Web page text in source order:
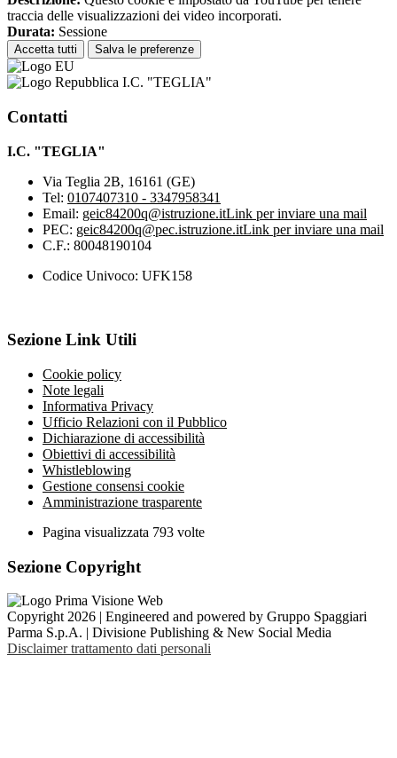
traccia delle visualizzazioni dei video incorporati.
Durata: Sessione
Accetta tutti Salva le preferenze
I.C. "TEGLIA"
Contatti
I.C. "TEGLIA"
Via Teglia 2B, 16161 (GE)
Tel: 0107407310 - 3347958341
Email: geic84200q@istruzione.itLink per inviare una mail
PEC: geic84200q@pec.istruzione.itLink per inviare una mail
C.F.: 80048190104
Codice Univoco: UFK158
Sezione Link Utili
Cookie policy
Note legali
Informativa Privacy
Ufficio Relazioni con il Pubblico
Dichiarazione di accessibilità
Obiettivi di accessibilità
Whistleblowing
Gestione consensi cookie
Amministrazione trasparente
Pagina visualizzata 793 volte
Sezione Copyright
Copyright 2026 | Engineered and powered by Gruppo Spaggiari
Parma S.p.A. | Divisione Publishing & New Social Media
Disclaimer trattamento dati personali